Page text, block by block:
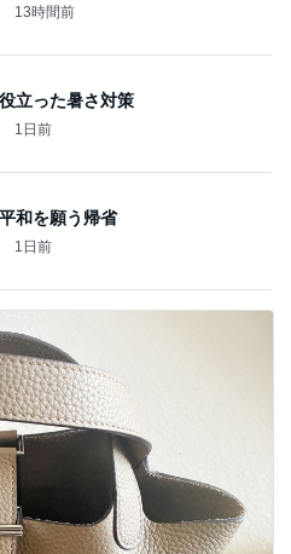
13時間前
立った暑さ対策
1日前
和を願う帰省
1日前